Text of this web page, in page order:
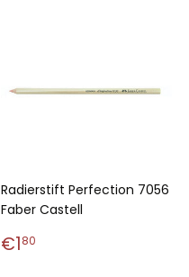
Radierstift Perfection 7056
Faber Castell
Normaler
€180